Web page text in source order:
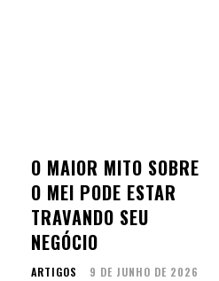
O MAIOR MITO SOBRE
O MEI PODE ESTAR
TRAVANDO SEU
NEGÓCIO
ARTIGOS 9 DE JUNHO DE 2026